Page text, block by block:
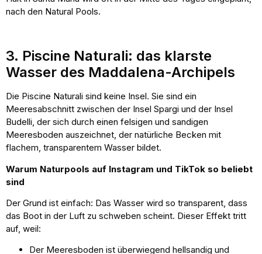
nach den Natural Pools.
3. Piscine Naturali: das klarste
Wasser des Maddalena-Archipels
Die Piscine Naturali sind keine Insel. Sie sind ein
Meeresabschnitt zwischen der Insel Spargi und der Insel
Budelli, der sich durch einen felsigen und sandigen
Meeresboden auszeichnet, der natürliche Becken mit
flachem, transparentem Wasser bildet.
Warum Naturpools auf Instagram und TikTok so beliebt
sind
Der Grund ist einfach: Das Wasser wird so transparent, dass
das Boot in der Luft zu schweben scheint. Dieser Effekt tritt
auf, weil:
Der Meeresboden ist überwiegend hellsandig und